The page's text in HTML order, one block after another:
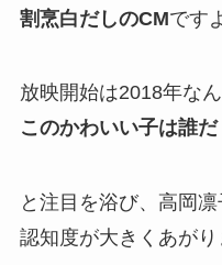
割烹白だしのCMです
放映開始は2018年な
このかわいい子は誰だ
と注目を浴び、 高岡
認知度が大きくあがり